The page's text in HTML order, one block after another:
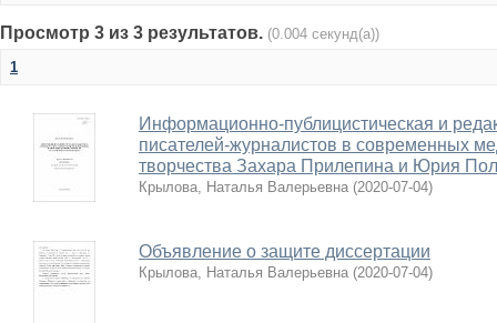
Просмотр 3 из 3 результатов. (0.004 секунд(а))
1
Информационно-публицистическая и
писателей-журналистов в современных
творчества Захара Прилепина и Юрия
Крылова, Наталья Валерьевна (2020-07-04)
Объявление о защите диссертации
Крылова, Наталья Валерьевна (2020-07-04)